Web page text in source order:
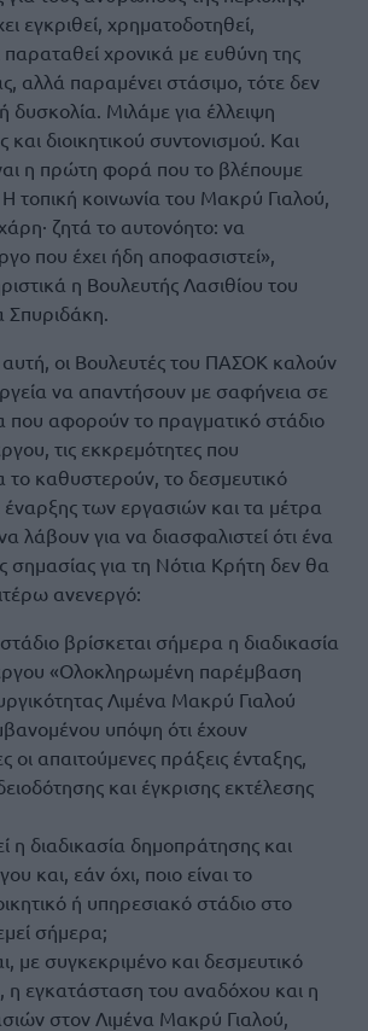
εγκριθεί, χρηματοδοτηθεί,
παραταθεί χρονικά με ευθύνη της
αλλά παραμένει στάσιμο, τότε δεν
δυσκολία. Μιλάμε για έλλειψη
και διοικητικού συντονισμού. Και
η πρώτη φορά που το βλέπουμε
τοπική κοινωνία του Μακρύ Γιαλού,
ζητά το αυτονόητο: να
που έχει ήδη αποφασιστεί»,
η Βουλευτής Λασιθίου του
Σπυριδάκη.
οι Βουλευτές του ΠΑΣΟΚ καλούν
να απαντήσουν με σαφήνεια σε
που αφορούν το πραγματικό στάδιο
τις εκκρεμότητες που
το καθυστερούν, το δεσμευτικό
των εργασιών και τα μέτρα
λάβουν για να διασφαλιστεί ότι ένα
σημασίας για τη Νότια Κρήτη δεν θα
ανενεργό:
βρίσκεται σήμερα η διαδικασία
«Ολοκληρωμένη παρέμβαση
Λιμένα Μακρύ Γιαλού
υπόψη ότι έχουν
οι απαιτούμενες πράξεις ένταξης,
και έγκρισης εκτέλεσης
η διαδικασία δημοπράτησης και
και, εάν όχι, ποιο είναι το
ή υπηρεσιακό στάδιο στο
σήμερα;
με συγκεκριμένο και δεσμευτικό
η εγκατάσταση του αναδόχου και η
στον Λιμένα Μακρύ Γιαλού,